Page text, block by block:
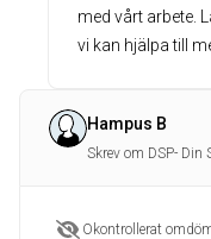
med vårt arbete.
vi kan hjälpa till
Hampus B
Skrev om DSP- Din
Okontrollerat